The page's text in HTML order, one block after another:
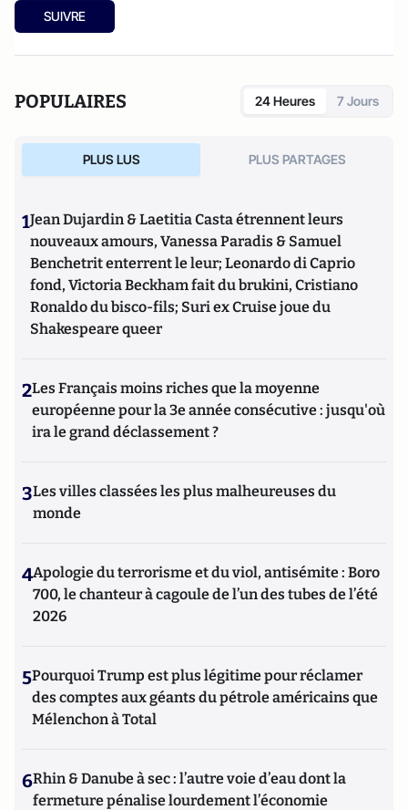
SUIVRE
POPULAIRES 24 Heures 7 Jours
PLUS LUS PLUS PARTAGES
1Jean Dujardin & Laetitia Casta étrennent leurs
nouveaux amours, Vanessa Paradis & Samuel
Benchetrit enterrent le leur; Leonardo di Caprio
fond, Victoria Beckham fait du brukini, Cristiano
Ronaldo du bisco-fils; Suri ex Cruise joue du
Shakespeare queer
2Les Français moins riches que la moyenne
européenne pour la 3e année consécutive : jusqu'où
ira le grand déclassement ?
3Les villes classées les plus malheureuses du
monde
4Apologie du terrorisme et du viol, antisémite : Boro
700, le chanteur à cagoule de l’un des tubes de l’été
2026
5Pourquoi Trump est plus légitime pour réclamer
des comptes aux géants du pétrole américains que
Mélenchon à Total
6Rhin & Danube à sec : l’autre voie d’eau dont la
fermeture pénalise lourdement l’économie